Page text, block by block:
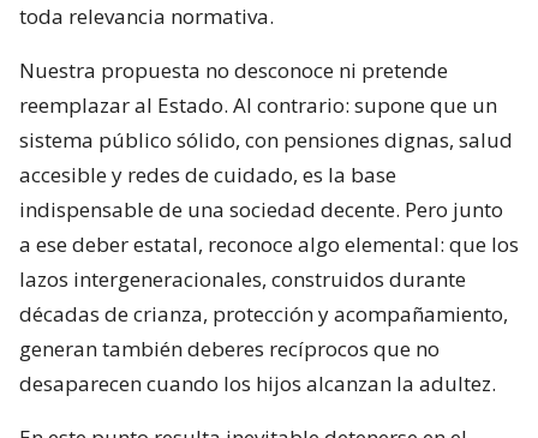
toda relevancia normativa.
Nuestra propuesta no desconoce ni pretende
reemplazar al Estado. Al contrario: supone que un
sistema público sólido, con pensiones dignas, salud
accesible y redes de cuidado, es la base
indispensable de una sociedad decente. Pero junto
a ese deber estatal, reconoce algo elemental: que los
lazos intergeneracionales, construidos durante
décadas de crianza, protección y acompañamiento,
generan también deberes recíprocos que no
desaparecen cuando los hijos alcanzan la adultez.